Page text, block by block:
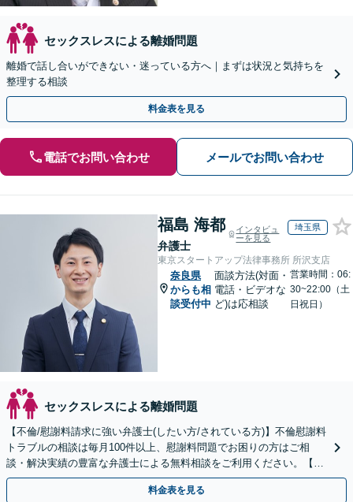
セックスレスによる離婚問題
離婚で話し合いができない・迷っている方へ｜まずは状況と気持ちを
整理する相談
料金表を見る
電話でお問い合わせ メールでお問い合わせ
福島 海都
弁護士
インタビュ
ーを見る
埼玉県
東京スタートアップ法律事務所 所沢支店
奈良県
からも相
談受付中
面談方法(対面・
電話・ビデオな
ど)は応相談
営業時間：06:
30~22:00（土
日祝日）
セックスレスによる離婚問題
【不倫/慰謝料請求に強い弁護士(したい方/されている方)】不倫慰謝料
トラブルの相談は毎月100件以上、慰謝料問題でお困りの方はご相
談・解決実績の豊富な弁護士による無料相談をご利用ください。【不
倫相談は初回0円】【全国対応】
料金表を見る